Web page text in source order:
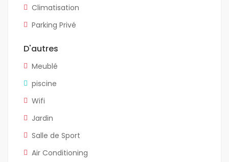
Climatisation
Parking Privé
D'autres
Meublé
piscine
Wifi
Jardin
Salle de Sport
Air Conditioning